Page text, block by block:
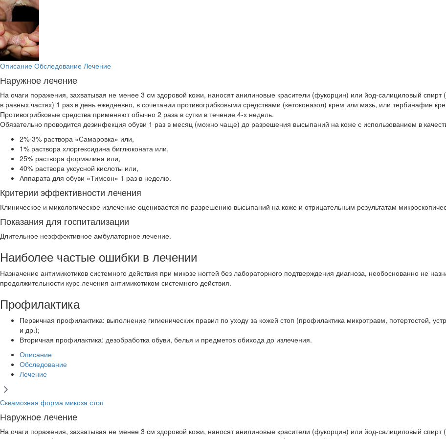
Описание Обследование Лечение
Наружное лечение
На очаги поражения, захватывая не менее 3 см здоровой кожи, наносят анилиновые красители (фукорцин) или йод-салициловый спирт
в равных частях) 1 раз в день ежедневно, в сочетании противогрибковыми средствами (кетоконазол) крем или мазь, или тербинафин
Противогрибковые средства применяют обычно 2 раза в сутки в течение 4-х недель.
Обязательно проводится дезинфекция обуви 1 раз в месяц (можно чаще) до разрешения высыпаний на коже с использованием в
2%-3% раствора «Самаровка» или,
1% раствора хлоргексидина биглюконата или,
25% раствора формалина или,
40% раствора уксусной кислоты или,
Аппарата для обуви «Тимсон» 1 раз в неделю.
Критерии эффективности лечения
Клиническое и микологическое излечение оценивается по разрешению высыпаний на коже и отрицательным результатам
Показания для госпитализации
Длительное неэффективное амбулаторное лечение.
Наиболее частые ошибки в лечении
Назначение антимикотиков системного действия при микозе ногтей без лабораторного подтверждения диагноза, необоснованно не
продолжительности курс лечения антимикотиком системного действия.
Профилактика
Первичная профилактика: выполнение гигиенических правил по уходу за кожей стоп (профилактика микротравм, потертостей,
и др.);
Вторичная профилактика: дезобработка обуви, белья и предметов обихода до излечения.
Описание
Обследование
Лечение
Сквамозная форма микоза стоп
Наружное лечение
На очаги поражения, захватывая не менее 3 см здоровой кожи, наносят анилиновые красители (фукорцин) или йод-салициловый спирт